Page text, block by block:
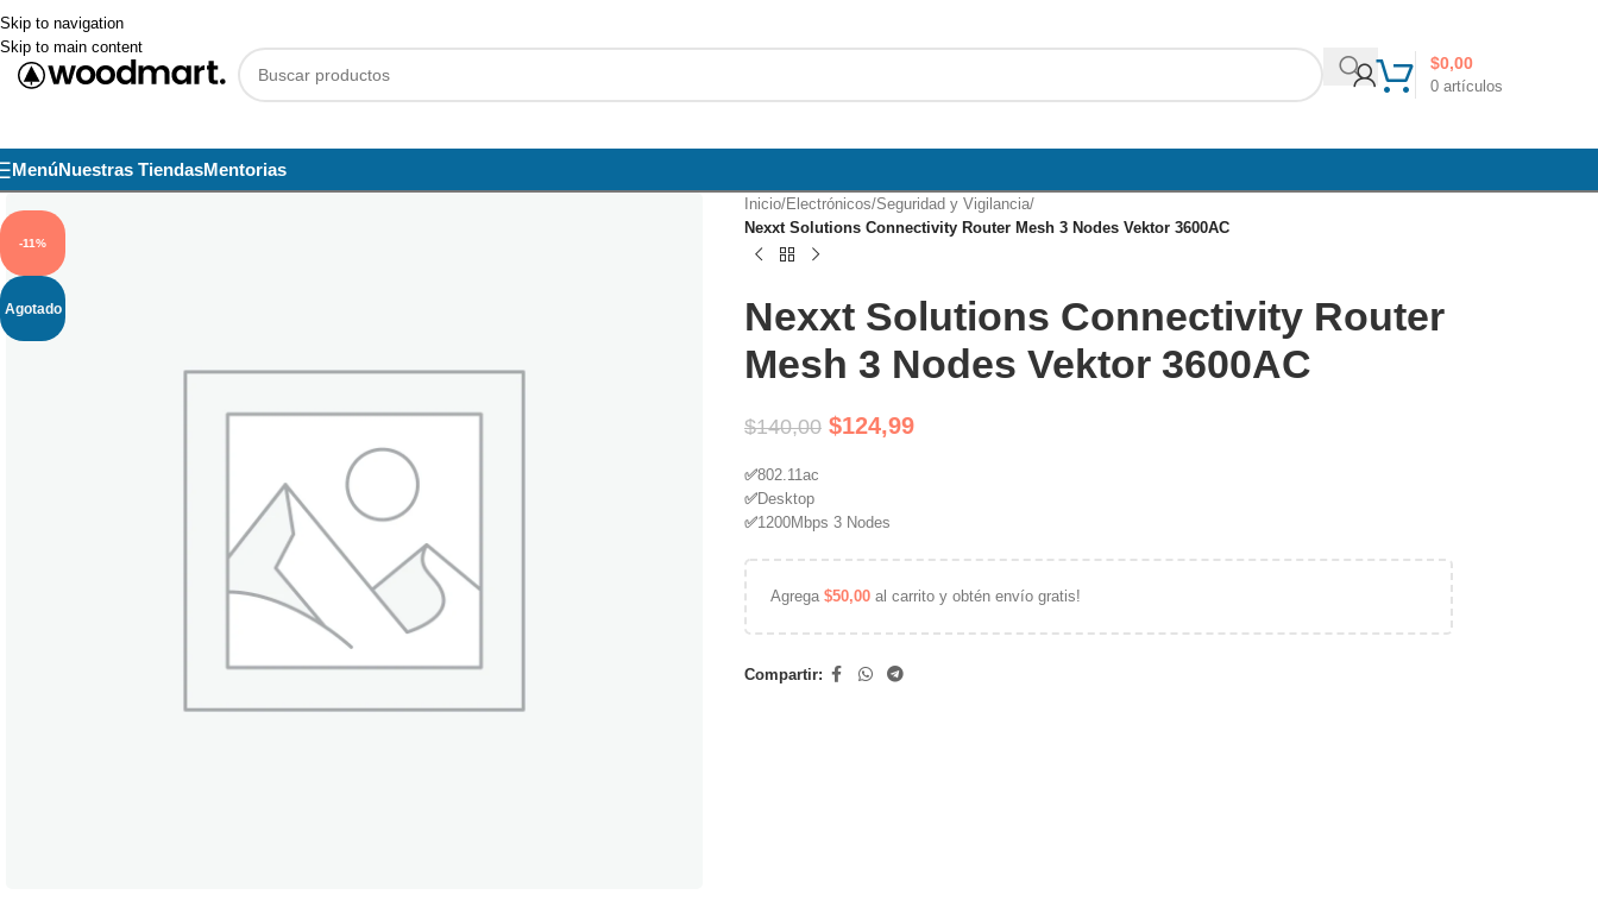
Skip to navigation
Skip to main content
0artículos
$0,00
MenúNuestras TiendasMentorias
-11%
Agotado
Inicio/Electrónicos/Seguridad y Vigilancia/
Nexxt Solutions Connectivity Router Mesh 3 Nodes Vektor 3600AC
Nexxt Solutions Connectivity Router
Mesh 3 Nodes Vektor 3600AC
$140,00 $124,99
✅802.11ac
✅Desktop
✅1200Mbps 3 Nodes
Agrega $50,00 al carrito y obtén envío gratis!
Compartir: